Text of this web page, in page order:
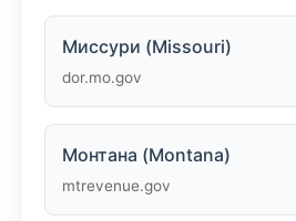
Миссури (Missouri)
dor.mo.gov
Монтана (Montana)
mtrevenue.gov